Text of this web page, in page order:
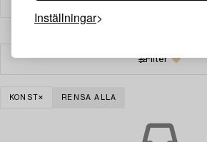
Inställningar
Filter
KONST RENSA ALLA